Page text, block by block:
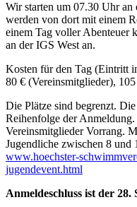
Wir starten um 07.30 Uhr an
werden von dort mit einem
einem Tag voller Abenteuer
an der IGS West an.
Kosten für den Tag (Eintritt
80 € (Vereinsmitglieder),
Die Plätze sind begrenzt.
Reihenfolge der
Vereinsmitglieder Vorrang.
Jugendliche zwischen 8 und
www.hoechster-
jugendevent.html
Anmeldeschluss ist der 28.